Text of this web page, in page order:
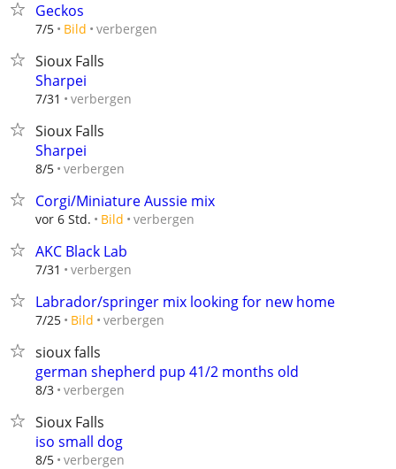
Geckos
7/5 Bild verbergen
Sioux Falls
Sharpei
7/31 verbergen
Sioux Falls
Sharpei
8/5 verbergen
Corgi/Miniature Aussie mix
vor 6 Std. Bild verbergen
AKC Black Lab
7/31 verbergen
Labrador/springer mix looking for new home
7/25 Bild verbergen
sioux falls
german shepherd pup 41/2 months old
8/3 verbergen
Sioux Falls
iso small dog
8/5 verbergen